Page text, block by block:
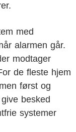
med
alarmen går.
modtager
de fleste hjem
først og
besked
systemer